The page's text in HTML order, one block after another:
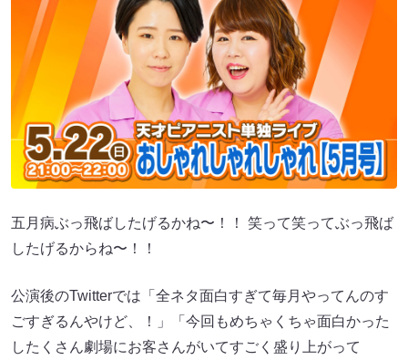
五月病ぶっ飛ばしたげるかね〜！！ 笑って笑ってぶっ飛ば
したげるからね〜！！
公演後のTwitterでは「全ネタ面白すぎて毎月やってんのす
ごすぎるんやけど、！」「今回もめちゃくちゃ面白かった
したくさん劇場にお客さんがいてすごく盛り上がって